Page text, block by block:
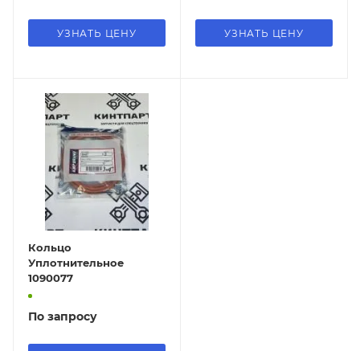
УЗНАТЬ ЦЕНУ УЗНАТЬ ЦЕНУ
Кольцо
Уплотнительное
1090077
По запросу